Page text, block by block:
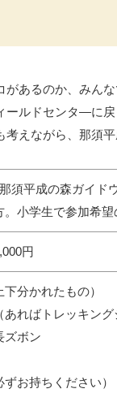
あるのか、みんな
ールドセンタ―に
えながら、那須
須平成の森ガイド
。小学生で参加希望
円
下分かれたもの）
あればトレッキング
ズボン
ずお持ちください）